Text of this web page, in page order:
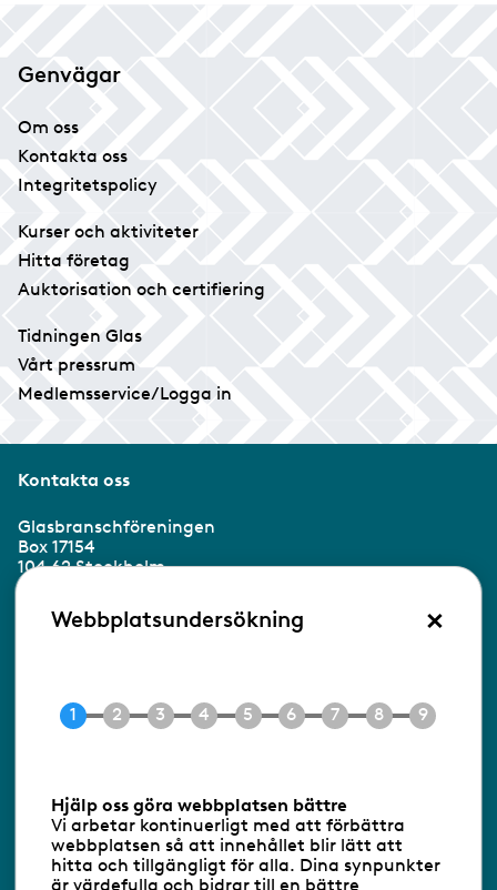
Genvägar
Om oss
Kontakta oss
Integritetspolicy
Kurser och aktiviteter
Hitta företag
Auktorisation och certifiering
Tidningen Glas
Vårt pressrum
Medlemsservice/Logga in
Kontakta oss
Glasbranschföreningen
Box 17154
104 62 Stockholm
Besöksadress:
Ringvägen 100
E-post info@gbf.se
Följ oss via RSS
Webbplatsundersökning ×
Hjälp oss göra webbplatsen bättre
Vi arbetar kontinuerligt med att förbättra
webbplatsen så att innehållet blir lätt att
hitta och tillgängligt för alla. Dina synpunkter
är värdefulla och bidrar till en bättre